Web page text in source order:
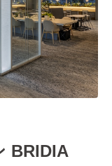
BRIDIA